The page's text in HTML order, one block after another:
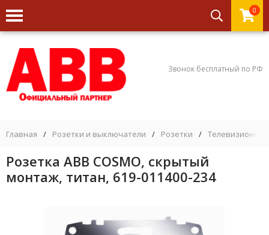
0
Звонок бесплатный по РФ
Главная / Розетки и выключатели / Розетки /
Розетка ABB COSMO, скрытый
монтаж, титан, 619-011400-234